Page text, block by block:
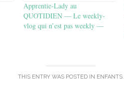
Apprentie-Lady au
QUOTIDIEN — Le weekly-
vlog qui n’est pas weekly —
THIS ENTRY WAS POSTED IN ENFANTS.